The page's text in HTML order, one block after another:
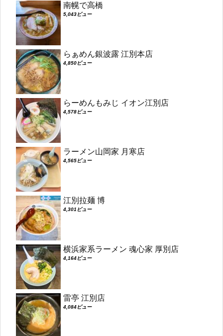
南幌で高橋
5,043ビュー
らぁめん銀波露 江別本店
4,850ビュー
らーめんもみじ イオン江別店
4,578ビュー
ラーメン山岡家 月寒店
4,565ビュー
江別拉麺 博
4,301ビュー
横浜家系ラーメン 魂心家 厚別店
4,164ビュー
雷亭 江別店
4,084ビュー